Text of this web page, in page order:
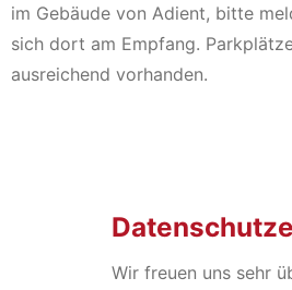
im Gebäude von Adient, bitte
sich dort am Empfang.
ausreichend vorhanden.
Wir freuen uns sehr